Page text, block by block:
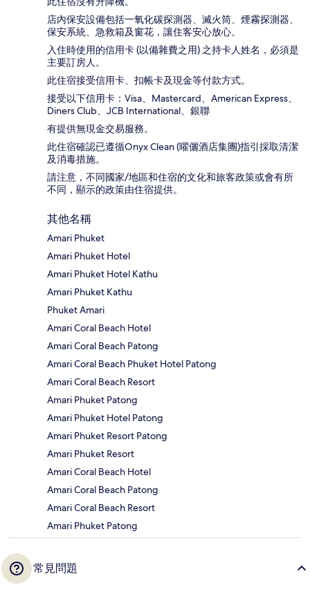
店內保安設備包括一氧化碳探測器、滅火筒、煙霧探測器、
保安系統、急救箱及窗花，讓住客安心放心。
入住時使用的信用卡 (以備雜費之用) 之持卡人姓名，必須是
主要訂房人。
此住宿接受信用卡、扣帳卡及現金等付款方式。
接受以下信用卡：Visa、Mastercard、American Express、
Diners Club、JCB International、銀聯
有提供無現金交易服務。
此住宿確認已遵循Onyx Clean (曜儷酒店集團)指引採取清潔
及消毒措施。
請注意，不同國家/地區和住宿的文化和旅客政策或會有所
不同，顯示的政策由住宿提供。
其他名稱
Amari Phuket
Amari Phuket Hotel
Amari Phuket Hotel Kathu
Amari Phuket Kathu
Phuket Amari
Amari Coral Beach Hotel
Amari Coral Beach Patong
Amari Coral Beach Phuket Hotel Patong
Amari Coral Beach Resort
Amari Phuket Patong
Amari Phuket Hotel Patong
Amari Phuket Resort Patong
Amari Phuket Resort
Amari Coral Beach Hotel
Amari Coral Beach Patong
Amari Coral Beach Resort
Amari Phuket Patong
常見問題